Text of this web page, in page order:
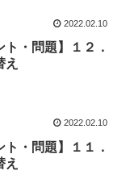
2022.02.10
ト・問題】１２．
え
2022.02.10
ト・問題】１１．
え